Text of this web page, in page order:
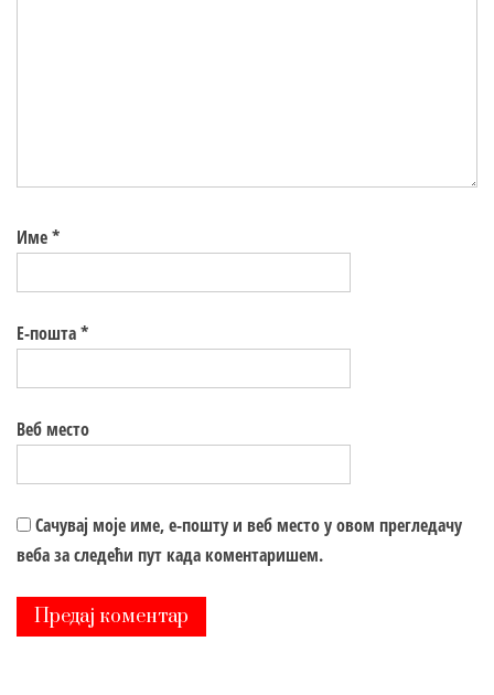
Име*
Е-пошта*
Веб место
Сачувај моје име, е-пошту и веб место у овом прегледачу
веба за следећи пут када коментаришем.